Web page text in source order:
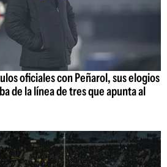
oficiales con Peñarol, sus elogios
de la línea de tres que apunta al